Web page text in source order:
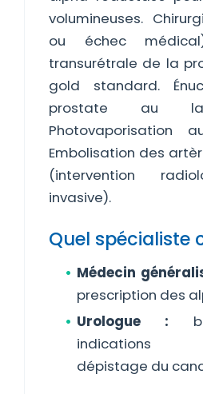
volumineuses.
ou échec
transurétrale de la
gold standard.
prostate au
Photovaporisation
Embolisation des
(intervention
invasive).
Quel spécialiste
Médecin
prescription des
Urologue :
indications
dépistage du